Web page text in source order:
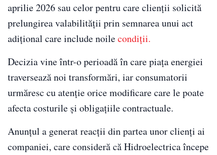
aprilie 2026 sau celor pentru care clienții solicită
prelungirea valabilității prin semnarea unui act
adițional care include noilecondiții.
Decizia vine într-o perioadă în care piața energiei
traversează noi transformări, iar consumatorii
urmăresc cu atenție orice modificare care le poate
afecta costurile și obligațiile contractuale.
Anunțul a generat reacții din partea unor clienți ai
companiei, care consideră că Hidroelectrica începe